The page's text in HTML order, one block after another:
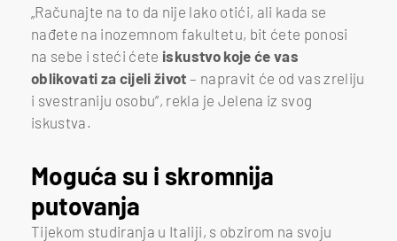
„Računajte na to da nije lako otići, ali kada se
nađete na inozemnom fakultetu, bit ćete ponosi
na sebe i steći ćete iskustvo koje će vas
oblikovati za cijeli život– napravit će od vas zreliju
i svestraniju osobu“, rekla je Jelena iz svog
iskustva.
Moguća su i skromnija
putovanja
Tijekom studiranja u Italiji, s obzirom na svoju